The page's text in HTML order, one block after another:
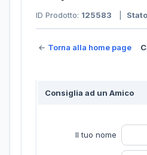
ID Prodotto: 125583 Stato
← Torna alla home page
Consiglia ad un Amico
Il tuo nome